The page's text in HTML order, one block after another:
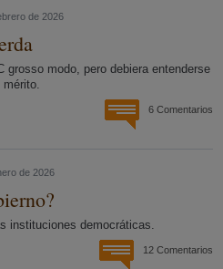
de 2026
grosso modo, pero debiera entenderse
mérito.
6 Comentarios
de 2026
instituciones democráticas.
12 Comentarios